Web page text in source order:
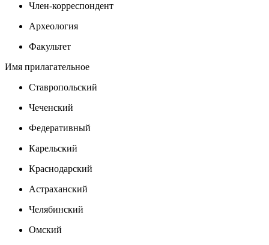
Член-корреспондент
Археология
Факультет
Имя прилагательное
Ставропольский
Чеченский
Федеративный
Карельский
Краснодарский
Астраханский
Челябинский
Омский